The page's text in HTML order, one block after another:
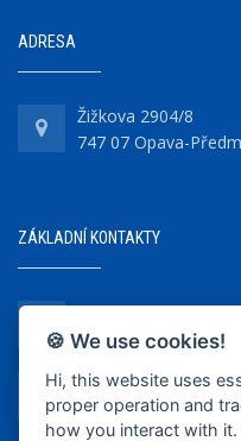
ADRESA
Žižkova 2904/8
747 07 Opava-
ZÁKLADNÍ KONTAKTY
+420 737 218 679
info@bkopava.cz
www.bkopava.cz
🍪 We use cookies!
Hi, this website uses
proper operation and
how you interact with